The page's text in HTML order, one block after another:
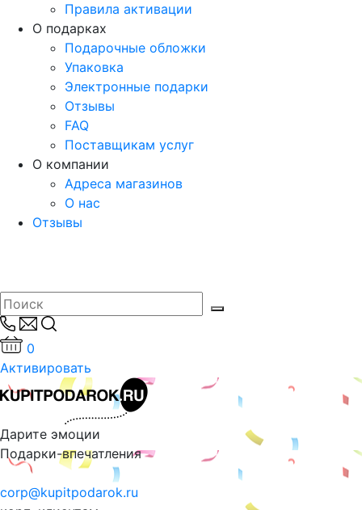
Правила активации
О подарках
Подарочные обложки
Упаковка
Электронные подарки
Отзывы
FAQ
Поставщикам услуг
О компании
Адреса магазинов
О нас
Отзывы
0
Активировать
Дарите эмоции
Подарки-впечатления
corp@kupitpodarok.ru